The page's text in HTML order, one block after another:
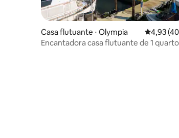
Casa flutuante ⋅ Olympia 4,93 de
4,93
Encantadora casa flutuante de 1 quarto